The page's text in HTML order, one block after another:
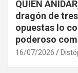
QUIEN
dragón de
opuestas lo
poderoso
16/07/2026